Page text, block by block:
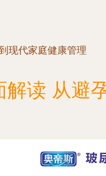
现代家庭健康管理
读 从避